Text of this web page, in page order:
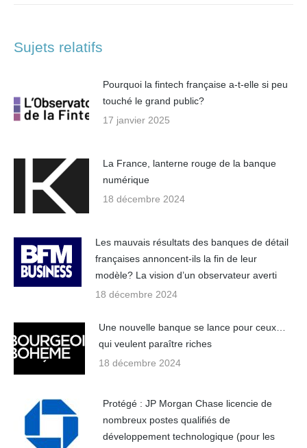
Sujets relatifs
Pourquoi la fintech française a-t-elle si peu
touché le grand public?
17 janvier 2025
La France, lanterne rouge de la banque
numérique
18 décembre 2024
Les mauvais résultats des banques de détail
françaises annoncent-ils la fin de leur
modèle? La vision d’un observateur averti
18 décembre 2024
Une nouvelle banque se lance pour ceux…
qui veulent paraître riches
18 décembre 2024
Protégé : JP Morgan Chase licencie de
nombreux postes qualifiés de
développement technologique (pour les